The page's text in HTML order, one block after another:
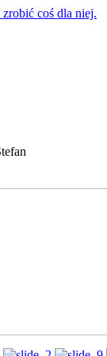
zrobić coś dla niej.